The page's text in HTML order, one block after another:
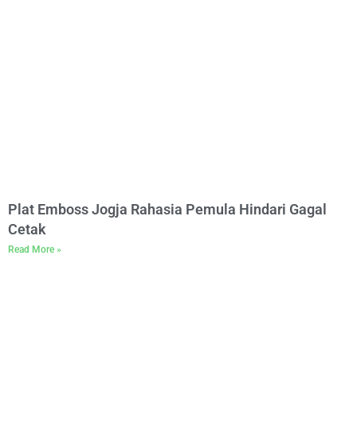
Plat Emboss Jogja Rahasia Pemula Hindari Gagal
Cetak
Read More »